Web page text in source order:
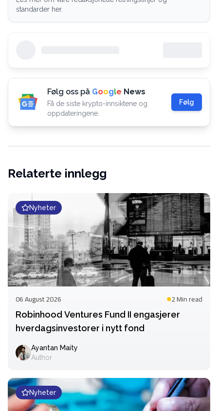
standarder her.
Følg oss på Google News
Få de siste krypto-innsiktene og
oppdateringene.
Følg
Relaterte innlegg
Nyheter
06 August 2026 2 Minread
Robinhood Ventures Fund II engasjerer
hverdagsinvestorer i nytt fond
Ayantan Maity
Author
Nyheter